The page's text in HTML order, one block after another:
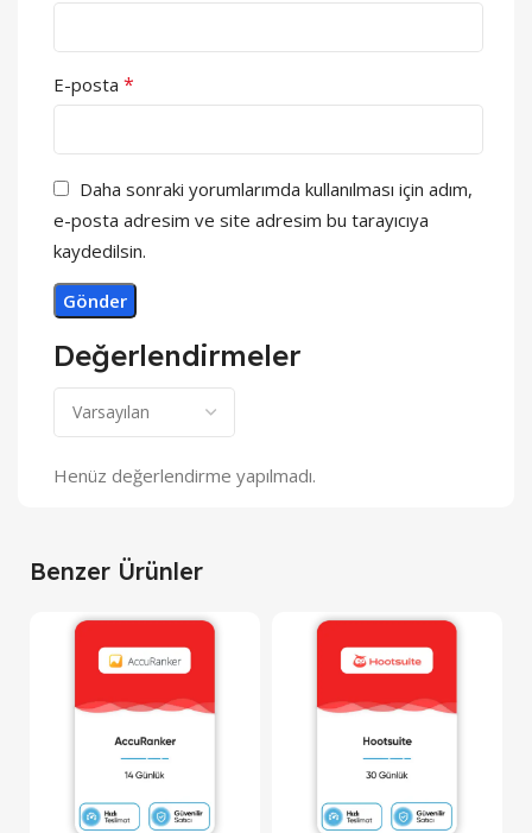
Değerlendirmeler
Henüz değerlendirme yapılmadı.
E-posta *
Daha sonraki yorumlarımda kullanılması için adım,
e-posta adresim ve site adresim bu tarayıcıya
kaydedilsin.
Benzer Ürünler